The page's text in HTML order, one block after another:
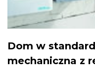
Dom w
mechaniczna z